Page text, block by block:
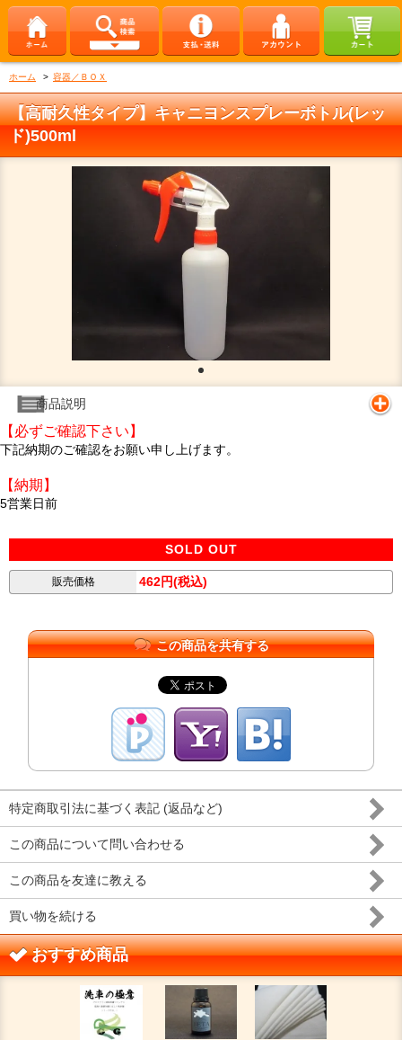
ホーム > 容器／ＢＯＸ
【高耐久性タイプ】キャニヨンスプレーボトル(レッ
ド)500ml
商品説明
【必ずご確認下さい】
下記納期のご確認をお願い申し上げます。
【納期】
5営業日前
SOLD OUT
販売価格 462円(税込)
この商品を共有する
特定商取引法に基づく表記 (返品など)
この商品について問い合わせる
この商品を友達に教える
買い物を続ける
おすすめ商品